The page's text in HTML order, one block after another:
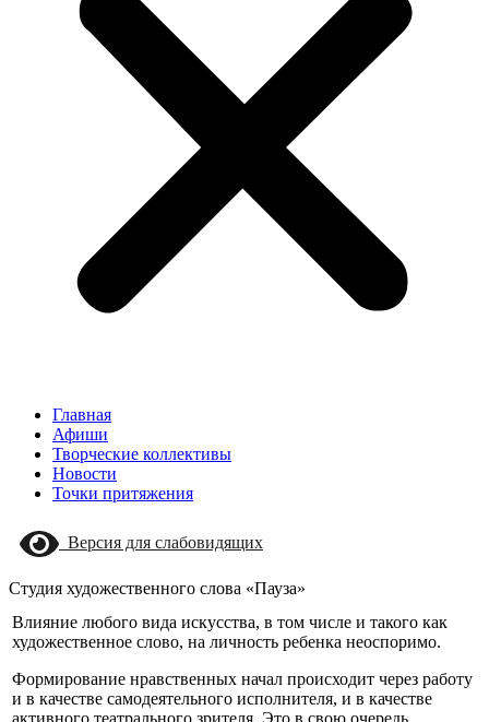
Главная
Афиши
Творческие коллективы
Новости
Точки притяжения
Версия для слабовидящих
Студия художественного слова «Пауза»
Влияние любого вида искусства, в том числе и такого как
художественное слово, на личность ребенка неоспоримо.
Формирование нравственных начал происходит через работу
и в качестве самодеятельного исполнителя, и в качестве